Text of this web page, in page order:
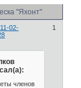
"Яхонт"
1
11-02-
членов